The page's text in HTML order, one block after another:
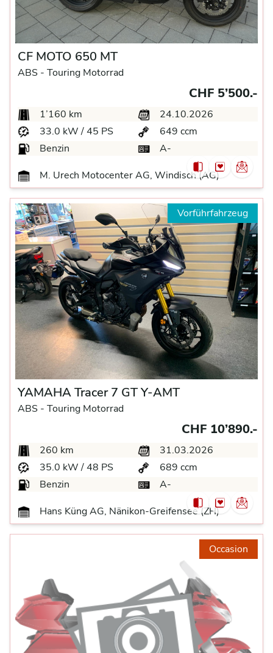
CF MOTO 650 MT
ABS - Touring Motorrad
CHF 5’500.-
1’160 km
24.10.2026
33.0 kW / 45 PS
649 ccm
Benzin
A-
M. Urech Motocenter AG, Windisch (AG)
Vorführfahrzeug
YAMAHA Tracer 7 GT Y-AMT
ABS - Touring Motorrad
CHF 10’890.-
260 km
31.03.2026
35.0 kW / 48 PS
689 ccm
Benzin
A-
Hans Küng AG, Nänikon-Greifensee (ZH)
Occasion